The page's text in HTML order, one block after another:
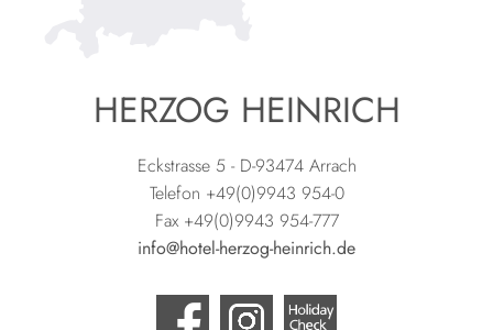
HERZOG HEINRICH
Eckstrasse 5 - D-93474 Arrach
Telefon +49(0)9943 954-0
Fax +49(0)9943 954-777
info@hotel-herzog-heinrich.de